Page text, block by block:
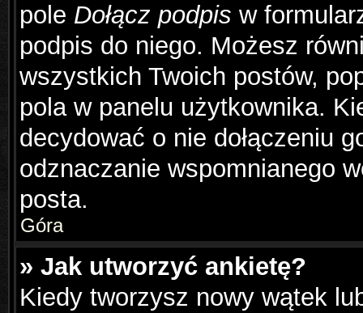
pole Dołącz podpis w
podpis do niego. Możesz
wszystkich Twoich postów,
pola w panelu użytkownika.
decydować o nie dołączeniu
odznaczanie wspomnianego
posta.
Góra
» Jak utworzyć ankietę?
Kiedy tworzysz nowy wątek